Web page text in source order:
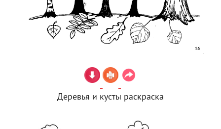
Деревья и кусты раскраска